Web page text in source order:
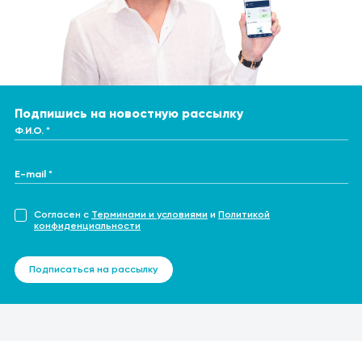
Подпишись на новостную рассылку
Ф.И.О. *
E-mail *
Согласен с Терминами и условиями и Политикой
конфиденциальности
Подписаться на рассылку